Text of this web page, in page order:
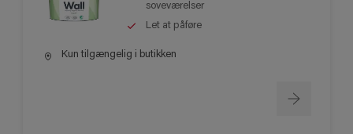
soveværelser
Let at påføre
Kun tilgængelig i butikken